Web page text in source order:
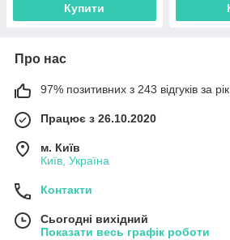
Купити
Про нас
97% позитивних з 243 відгуків за рік
Працює з 26.10.2020
м. Київ
Київ, Україна
Контакти
Сьогодні вихідний
Показати весь графік роботи